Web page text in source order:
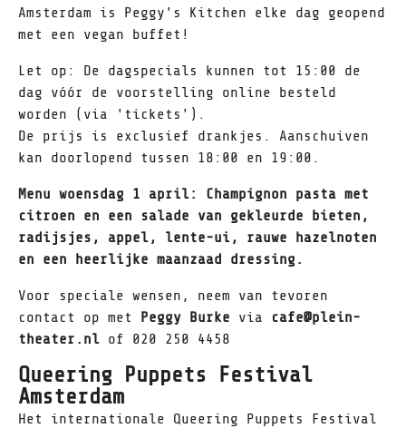
Amsterdam is Peggy's Kitchen elke dag geopend
met een vegan buffet!
Let op: De dagspecials kunnen tot 15:00 de
dag vóór de voorstelling online besteld
worden (via 'tickets').
De prijs is exclusief drankjes. Aanschuiven
kan doorlopend tussen 18:00 en 19:00.
Menu woensdag 1 april: Champignon pasta met
citroen en een salade van gekleurde bieten,
radijsjes, appel, lente-ui, rauwe hazelnoten
en een heerlijke maanzaad dressing.
Voor speciale wensen, neem van tevoren
contact op met Peggy Burke via
cafe@plein-
theater.nl of 020 250 4458
Queering Puppets Festival
Amsterdam
Het internationale Queering Puppets Festival